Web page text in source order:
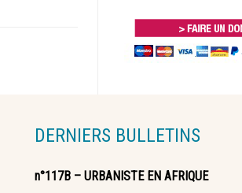
DERNIERS BULLETINS
n°117B – URBANISTE EN AFRIQUE